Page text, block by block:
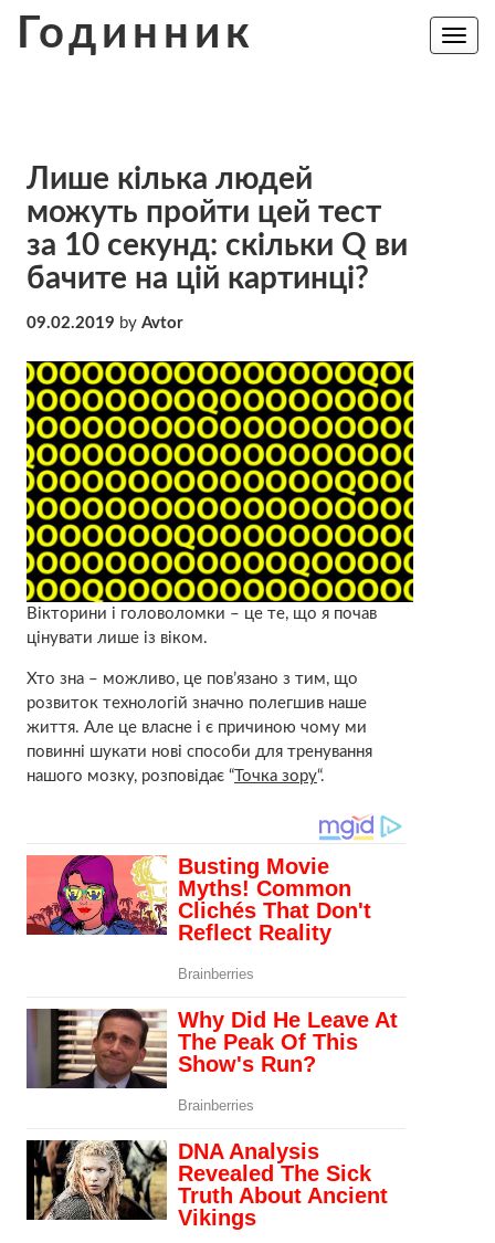
Годинник
Toggle
Лише кілька людей
можуть пройти цей тест
за 10 секунд: скільки Q ви
бачите на цій картинці?
09.02.2019 by Avtor
Вікторини і головоломки – це те, що я почав
цінувати лише із віком.
Хто зна – можливо, це пов’язано з тим, що
розвиток технологій значно полегшив наше
життя. Але це власне і є причиною чому ми
повинні шукати нові способи для тренування
нашого мозку, розповідає “Точка зору“.